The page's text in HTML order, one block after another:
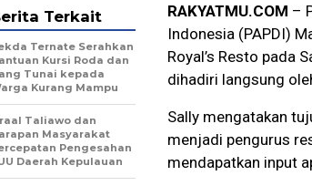
RAKYATMU.COM –
Indonesia (PAPDI)
Royal’s Resto pada
dihadiri langsung
Sally mengatakan
menjadi pengurus
mendapatkan input
Terkait
Ternate Serahkan
Kursi Roda dan
Tunai kepada
Kurang Mampu
Taliawo dan
Masyarakat
Pengesahan
Daerah Kepulauan